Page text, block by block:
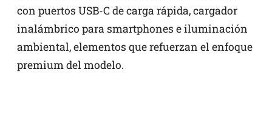
con puertos USB-C de carga rápida, cargador
inalámbrico para smartphones e iluminación
ambiental, elementos que refuerzan el enfoque
premium del modelo.